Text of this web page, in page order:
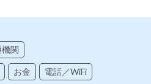
関
お金 電話／WiFi